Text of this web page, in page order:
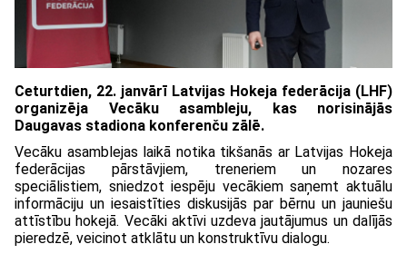
Ceturtdien, 22. janvārī Latvijas Hokeja federācija (LHF)
organizēja Vecāku asambleju, kas norisinājās
Daugavas stadiona konferenču zālē.
Vecāku asamblejas laikā notika tikšanās ar Latvijas Hokeja
federācijas pārstāvjiem, treneriem un nozares
speciālistiem, sniedzot iespēju vecākiem saņemt aktuālu
informāciju un iesaistīties diskusijās par bērnu un jauniešu
attīstību hokejā. Vecāki aktīvi uzdeva jautājumus un dalījās
pieredzē, veicinot atklātu un konstruktīvu dialogu.